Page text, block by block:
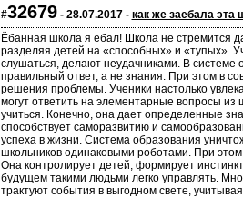
#32679- 28.07.2017 - как же заебала эта
Ёбанная школа я ебал! Школа не стремится
разделяя детей на «способных» и «тупых».
слушаться, делают неудачниками. В системе
правильный ответ, а не знания. При этом в
решения проблемы. Ученики настолько
могут ответить на элементарные вопросы
учиться. Конечно, она дает определенные
способствует саморазвитию и
успеха в жизни. Система образования
школьников одинаковыми роботами. При
Она контролирует детей, формирует
будущем такими людьми легко управлять.
трактуют события в выгодном свете,